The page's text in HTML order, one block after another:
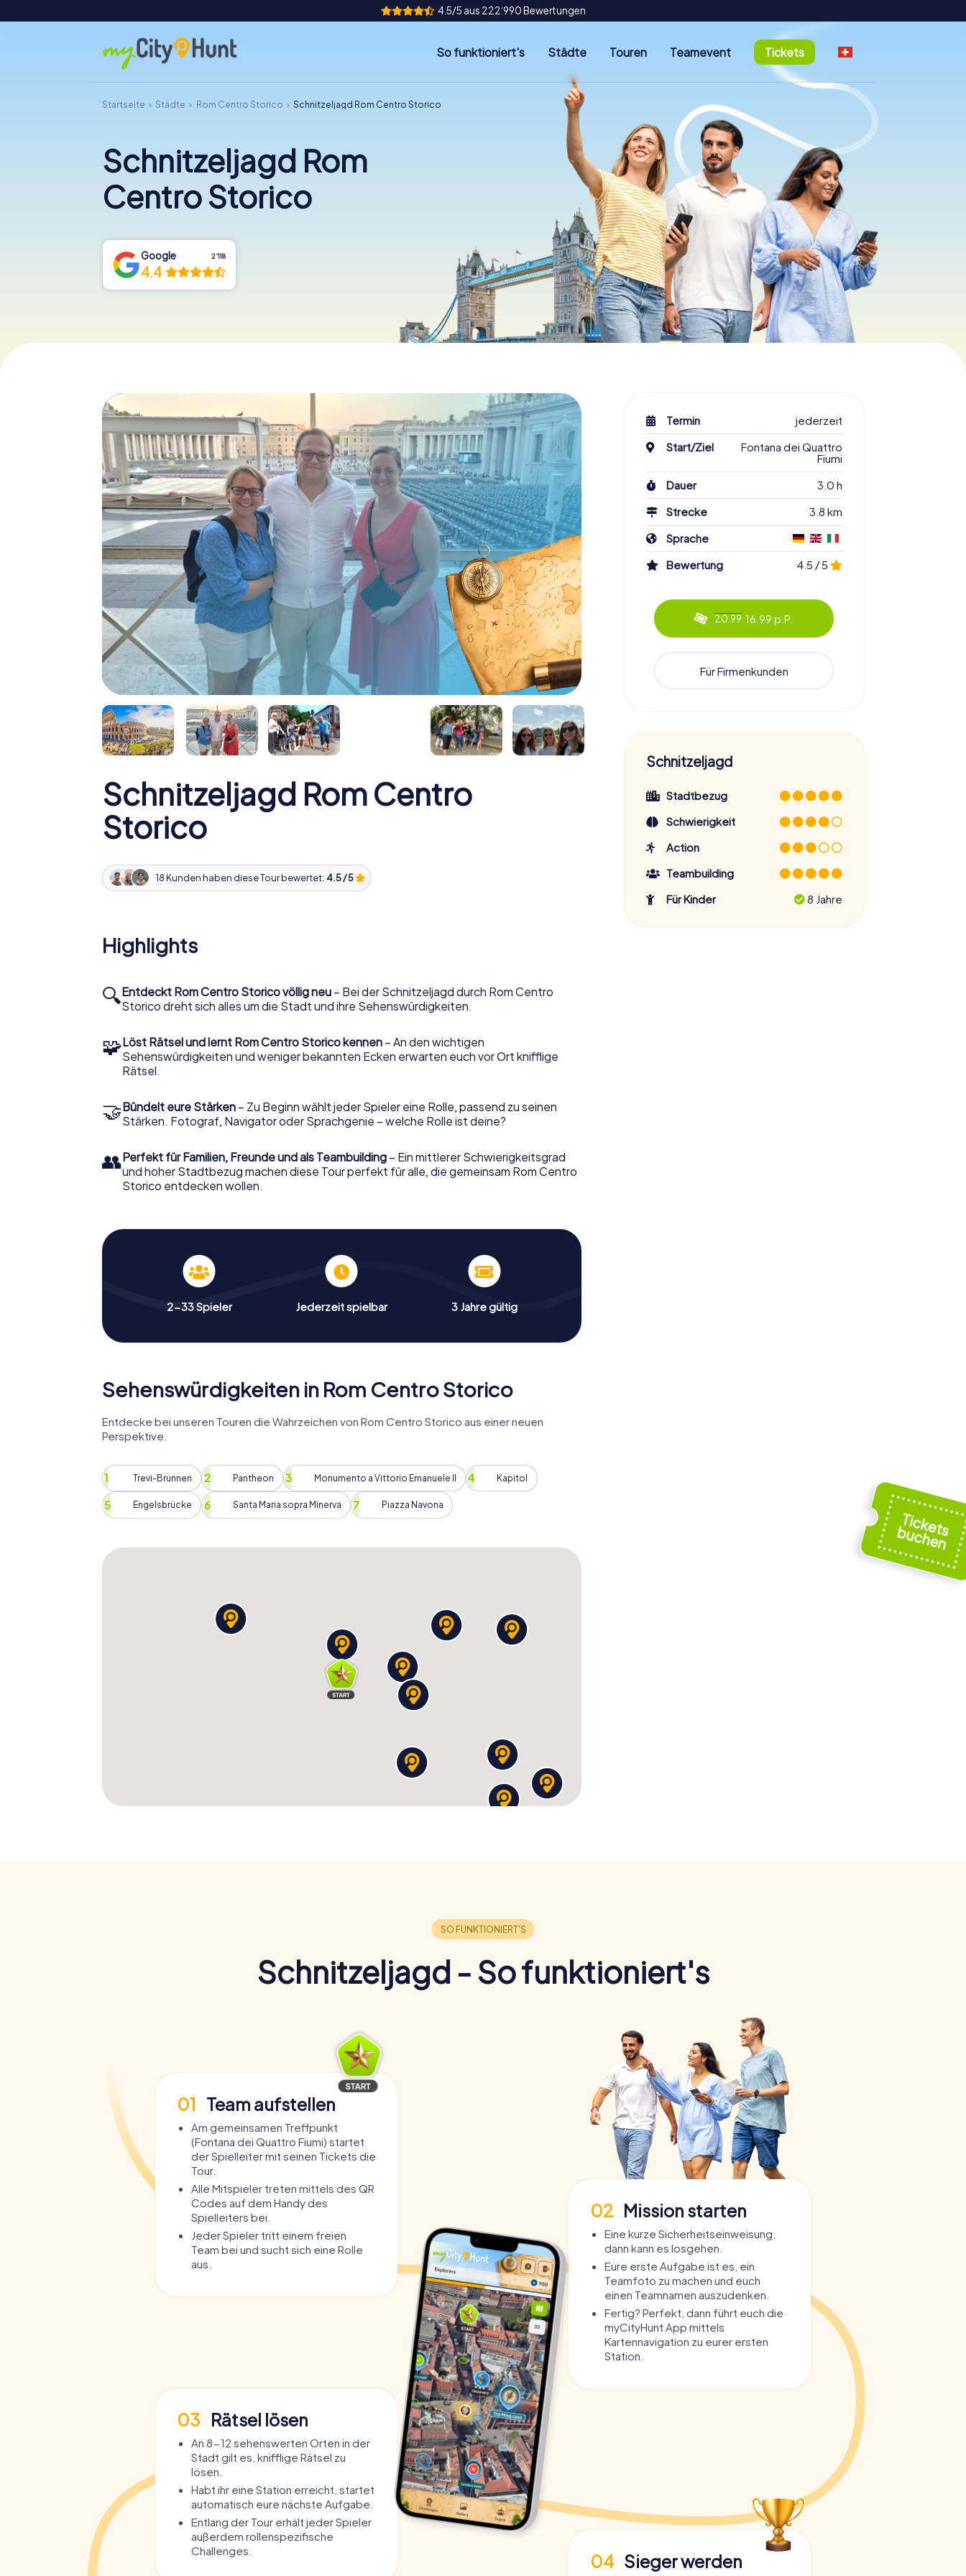
4.5/5 aus 222‘990 Bewertungen
So funktioniert's Städte Touren Teamevent Tickets
Startseite Städte Rom Centro Storico Schnitzeljagd Rom Centro Storico
Schnitzeljagd Rom
Centro Storico
Google 2‘118
4.4
Schnitzeljagd Rom Centro
Storico
18 Kunden haben diese Tour bewertet: 4.5 / 5
Highlights
🔍Entdeckt Rom Centro Storico völlig neu – Bei der Schnitzeljagd durch Rom Centro
Storico dreht sich alles um die Stadt und ihre Sehenswürdigkeiten.
🧩Löst Rätsel und lernt Rom Centro Storico kennen – An den wichtigen
Sehenswürdigkeiten und weniger bekannten Ecken erwarten euch vor Ort knifflige
Rätsel.
🤝Bündelt eure Stärken – Zu Beginn wählt jeder Spieler eine Rolle, passend zu seinen
Stärken. Fotograf, Navigator oder Sprachgenie – welche Rolle ist deine?
👥Perfekt für Familien, Freunde und als Teambuilding – Ein mittlerer Schwierigkeitsgrad
und hoher Stadtbezug machen diese Tour perfekt für alle, die gemeinsam Rom Centro
Storico entdecken wollen.
2-33 Spieler Jederzeit spielbar 3 Jahre gültig
Sehenswürdigkeiten in Rom Centro Storico
Entdecke bei unseren Touren die Wahrzeichen von Rom Centro Storico aus einer neuen
Perspektive.
Trevi-Brunnen Pantheon Monumento a Vittorio Emanuele II Kapitol
Engelsbrücke Santa Maria sopra Minerva Piazza Navona
Termin
jederzeit
Start/Ziel
Fontana dei Quattro
Fiumi
Dauer
3.0 h
Strecke
3.8 km
Sprache
Bewertung
4.5 / 5
20.99 16.99 p.P.
Für Firmenkunden
Schnitzeljagd
Stadtbezug
Schwierigkeit
Action
Teambuilding
Für Kinder
8 Jahre
Schnitzeljagd - So funktioniert's
01 Team aufstellen
Am gemeinsamen Treffpunkt
(Fontana dei Quattro Fiumi) startet
der Spielleiter mit seinen Tickets die
Tour.
Alle Mitspieler treten mittels des QR
Codes auf dem Handy des
Spielleiters bei.
Jeder Spieler tritt einem freien
Team bei und sucht sich eine Rolle
aus.
02 Mission starten
Eine kurze Sicherheitseinweisung,
dann kann es losgehen.
Eure erste Aufgabe ist es, ein
Teamfoto zu machen und euch
einen Teamnamen auszudenken.
Fertig? Perfekt, dann führt euch die
myCityHunt App mittels
Kartennavigation zu eurer ersten
Station.
03 Rätsel lösen
An 8-12 sehenswerten Orten in der
Stadt gilt es, knifflige Rätsel zu
lösen.
Habt ihr eine Station erreicht, startet
automatisch eure nächste Aufgabe.
Entlang der Tour erhält jeder Spieler
außerdem rollenspezifische
Challenges.
04 Sieger werden